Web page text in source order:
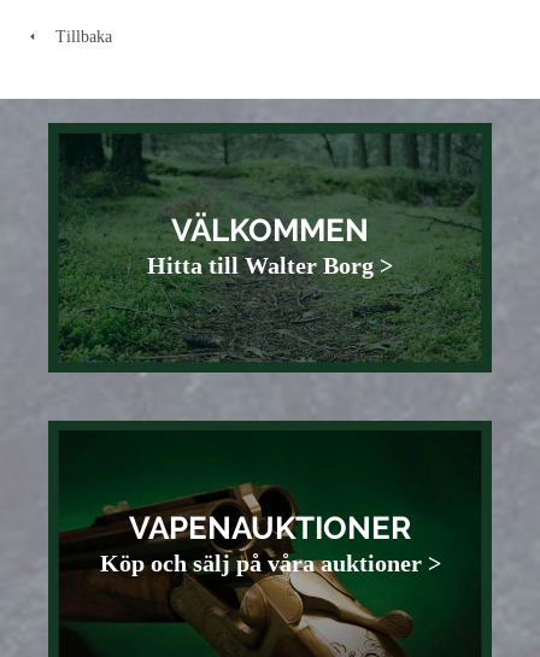
Tillbaka
VÄLKOMMEN
Hitta till Walter Borg >
VAPENAUKTIONER
Köp och sälj på våra auktioner >